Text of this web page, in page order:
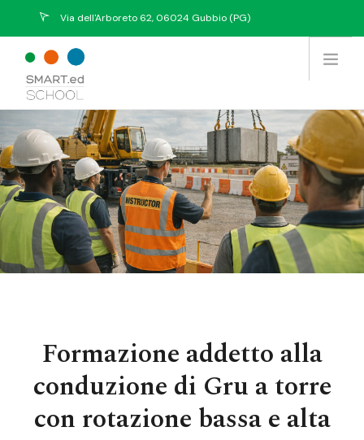
Via dell'Arboreto 62, 06024 Gubbio (PG)
info@eurekasystem.eu
Chi Siamo
Offerta Formativa
Prodotti / Servizi
Tutti i Corsi
Collabora con noi
Contatti
Formazione addetto alla
conduzione di Gru a torre
con rotazione bassa e alta